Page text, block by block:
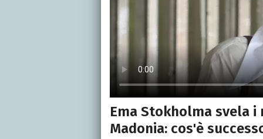
Ema Stokholma svela
Madonia: cos'è